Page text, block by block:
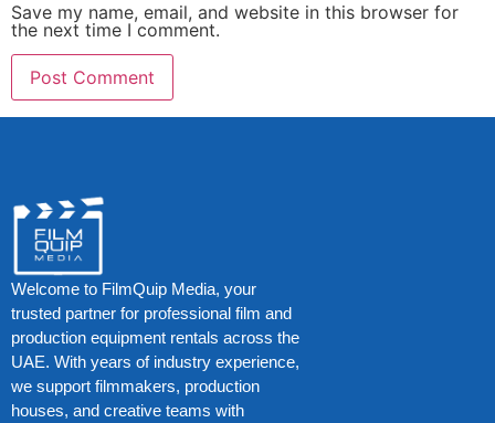
Save my name, email, and website in this browser for
the next time I comment.
Welcome to FilmQuip Media, your
trusted partner for professional film and
production equipment rentals across the
UAE. With years of industry experience,
we support filmmakers, production
houses, and creative teams with